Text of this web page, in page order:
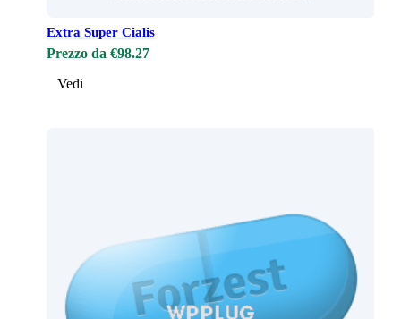
Extra Super Cialis
Prezzo da €98.27
Vedi